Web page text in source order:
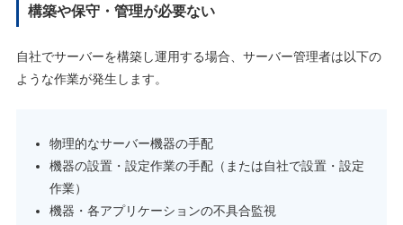
構築や保守・管理が必要ない
自社でサーバーを構築し運用する場合、サーバー管理者は以下の
ような作業が発生します。
物理的なサーバー機器の手配
機器の設置・設定作業の手配（または自社で設置・設定
作業）
機器・各アプリケーションの不具合監視